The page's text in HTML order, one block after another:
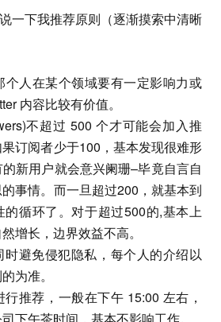
一下我推荐原则（逐渐摸索中清晰
个人在某个领域要有一定影响力或
内容比较有价值。
不超过 500 个才可能会加入推
订阅者少于100，基本发现很难形
新用户就会意兴阑珊–毕竟自言自
事情。而一旦超过200，就基本到
的循环了。对于超过500的,基本上
增长，边界效益不高。
时避免侵犯隐私，每个人的介绍以
为准。
推荐，一般在下午 15:00 左右，